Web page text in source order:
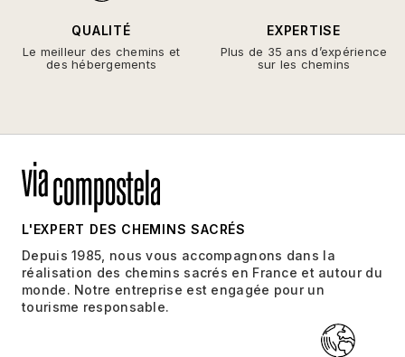
QUALITÉ
Le meilleur des chemins et
des hébergements
EXPERTISE
Plus de 35 ans d’expérience
sur les chemins
L'EXPERT DES CHEMINS SACRÉS
Depuis 1985, nous vous accompagnons dans la
réalisation des chemins sacrés en France et autour du
monde. Notre entreprise est engagée pour un
tourisme responsable.